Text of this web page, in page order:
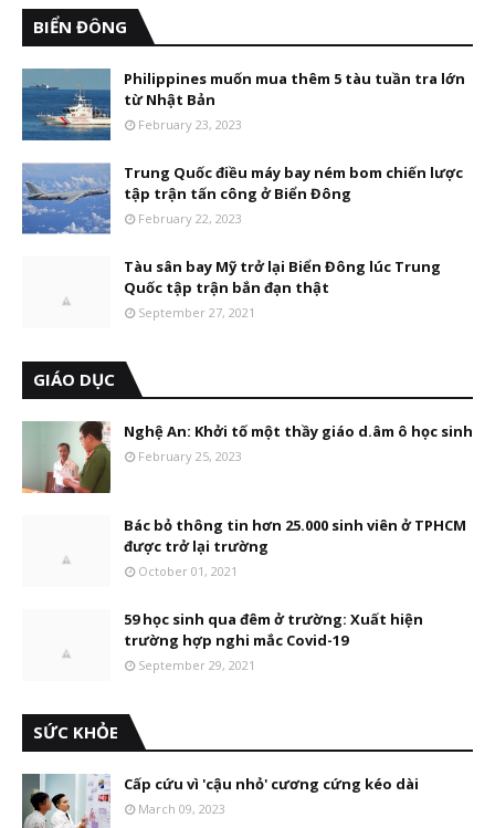
BIỂN ĐÔNG
Philippines muốn mua thêm 5 tàu tuần tra lớn
từ Nhật Bản
February 23, 2023
Trung Quốc điều máy bay ném bom chiến lược
tập trận tấn công ở Biển Đông
February 22, 2023
Tàu sân bay Mỹ trở lại Biển Đông lúc Trung
Quốc tập trận bắn đạn thật
September 27, 2021
GIÁO DỤC
Nghệ An: Khởi tố một thầy giáo d.âm ô học sinh
February 25, 2023
Bác bỏ thông tin hơn 25.000 sinh viên ở TPHCM
được trở lại trường
October 01, 2021
59 học sinh qua đêm ở trường: Xuất hiện
trường hợp nghi mắc Covid-19
September 29, 2021
SỨC KHỎE
Cấp cứu vì 'cậu nhỏ' cương cứng kéo dài
March 09, 2023